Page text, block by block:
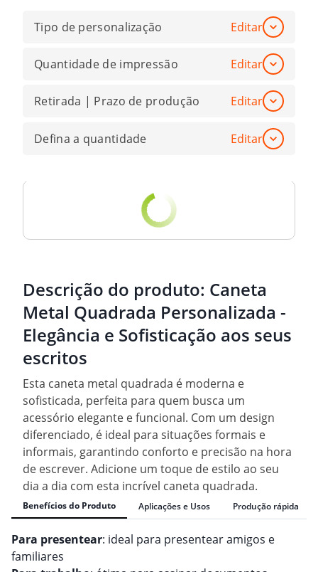
Tipo de personalização Editar
Quantidade de impressão Editar
Retirada | Prazo de produção Editar
Defina a quantidade Editar
Descrição do produto: Caneta
Metal Quadrada Personalizada -
Elegância e Sofisticação aos seus
escritos
Esta caneta metal quadrada é moderna e
sofisticada, perfeita para quem busca um
acessório elegante e funcional. Com um design
diferenciado, é ideal para situações formais e
informais, garantindo conforto e precisão na hora
de escrever. Adicione um toque de estilo ao seu
dia a dia com esta incrível caneta quadrada.
Benefícios do Produto Aplicações e Usos Produção rápida
Para presentear: ideal para presentear amigos e
familiares